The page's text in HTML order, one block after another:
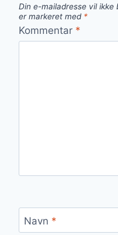
Din e-mailadresse vil ikke
er markeret med *
Kommentar *
Navn *